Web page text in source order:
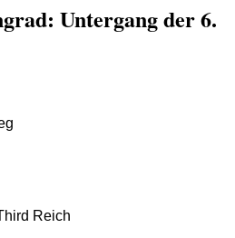
Untergang der 6.
Reich